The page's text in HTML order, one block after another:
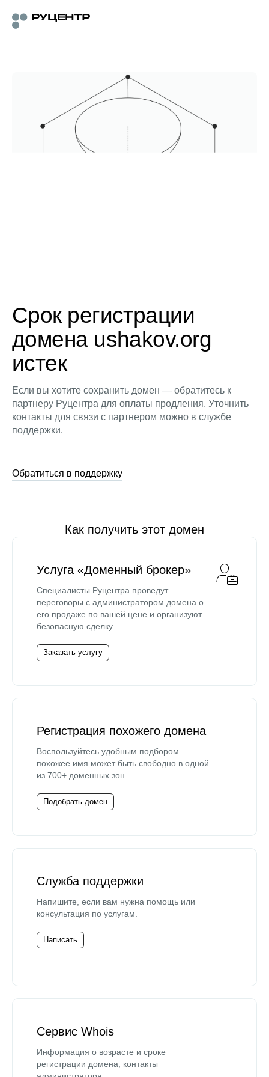
Срок регистрации
домена ushakov.org
истек
Если вы хотите сохранить домен — обратитесь к
партнеру Руцентра для оплаты продления. Уточнить
контакты для связи с партнером можно в службе
поддержки.
Обратиться в поддержку
Как получить этот домен
Услуга «Доменный брокер»
Специалисты Руцентра проведут
переговоры с администратором домена о
его продаже по вашей цене и организуют
безопасную сделку.
Заказать услугу
Регистрация похожего домена
Воспользуйтесь удобным подбором —
похожее имя может быть свободно в одной
из 700+ доменных зон.
Подобрать домен
Служба поддержки
Напишите, если вам нужна помощь или
консультация по услугам.
Написать
Сервис Whois
Информация о возрасте и сроке
регистрации домена, контакты